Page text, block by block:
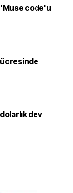
'Muse code'u
dev